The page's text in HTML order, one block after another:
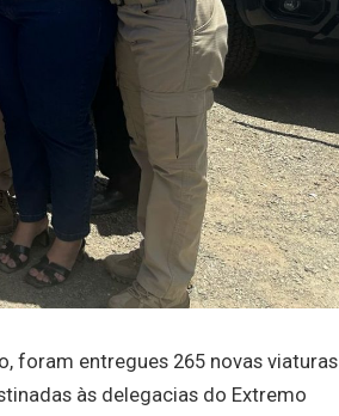
foram entregues 265 novas viaturas
às delegacias do Extremo